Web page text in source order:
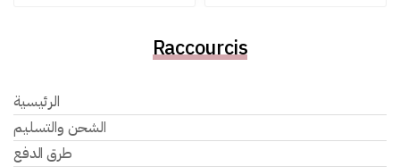
Raccourcis
الرئيسية
الشحن والتسليم
طرق الدفع